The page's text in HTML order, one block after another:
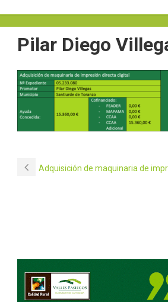
Pilar Diego
Adquisición de maquinaria de